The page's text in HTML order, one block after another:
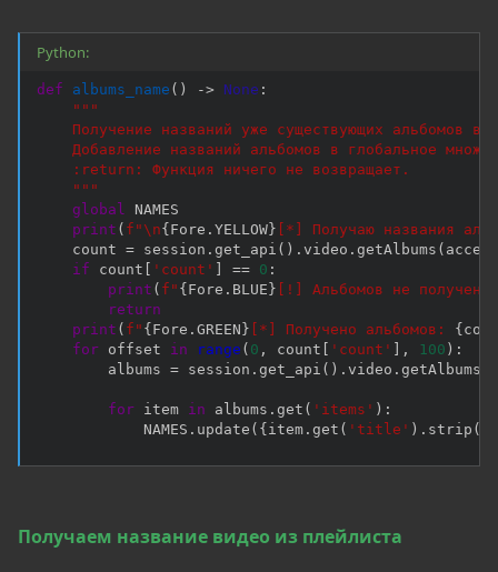
Python:
def albums_name ( ) -> None :
"""
Получение названий уже существующих альбомов в
Добавление названий альбомов в глобальное
    :return: Функция ничего не возвращает.
    """
global NAMES
print ( f"\n{ Fore . YELLOW } [*] Получаю названия
    count
= session . get_api ( ) . video . getAlbums (
if count 'count' == 0 :
print ( f" { Fore . BLUE } [!] Альбомов не
return
print ( f" { Fore . GREEN } [*] Получено альбомов: {
for offset in range ( 0 , count 'count' , 100 ) :
        albums
= session . get_api ( ) . video . getAlbums
for item in albums . get ( 'items' ) :
            NAMES
. update ( { item . get ( 'title' ) . strip (
Получаем название видео из плейлиста